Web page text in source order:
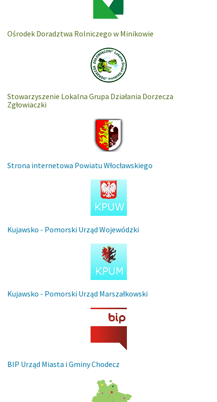
Ośrodek Doradztwa Rolniczego w Minikowie
Stowarzyszenie Lokalna Grupa Działania Dorzecza
Zgłowiaczki
Strona internetowa Powiatu Włocławskiego
Kujawsko - Pomorski Urząd Wojewódzki
Kujawsko - Pomorski Urząd Marszałkowski
BIP Urząd Miasta i Gminy Chodecz